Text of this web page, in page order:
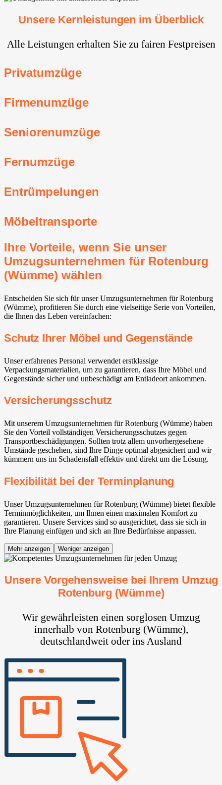
Unsere Kernleistungen im Überblick
Alle Leistungen erhalten Sie zu fairen Festpreisen
Privatumzüge
Firmenumzüge
Seniorenumzüge
Fernumzüge
Entrümpelungen
Möbeltransporte
Ihre Vorteile, wenn Sie unser
Umzugsunternehmen für Rotenburg
(Wümme) wählen
Entscheiden Sie sich für unser Umzugsunternehmen für Rotenburg
(Wümme), profitieren Sie durch eine vielseitige Serie von Vorteilen,
die Ihnen das Leben vereinfachen:
Schutz Ihrer Möbel und Gegenstände
Unser erfahrenes Personal verwendet erstklassige
Verpackungsmaterialien, um zu garantieren, dass Ihre Möbel und
Gegenstände sicher und unbeschädigt am Entladeort ankommen.
Versicherungsschutz
Mit unserem Umzugsunternehmen für Rotenburg (Wümme) haben
Sie den Vorteil vollständigen Versicherungsschutzes gegen
Transportbeschädigungen. Sollten trotz allem unvorhergesehene
Umstände geschehen, sind Ihre Dinge optimal abgesichert und wir
kümmern uns im Schadensfall effektiv und direkt um die Lösung.
Flexibilität bei der Terminplanung
Unser Umzugsunternehmen für Rotenburg (Wümme) bietet flexible
Terminmöglichkeiten, um Ihnen einen maximalen Komfort zu
garantieren. Unsere Services sind so ausgerichtet, dass sie sich in
Ihre Planung einfügen und sich an Ihre Bedürfnisse anpassen.
Mehr anzeigen Weniger anzeigen
Unsere Vorgehensweise bei Ihrem Umzug
Rotenburg (Wümme)
Wir gewährleisten einen sorglosen Umzug
innerhalb von Rotenburg (Wümme),
deutschlandweit oder ins Ausland